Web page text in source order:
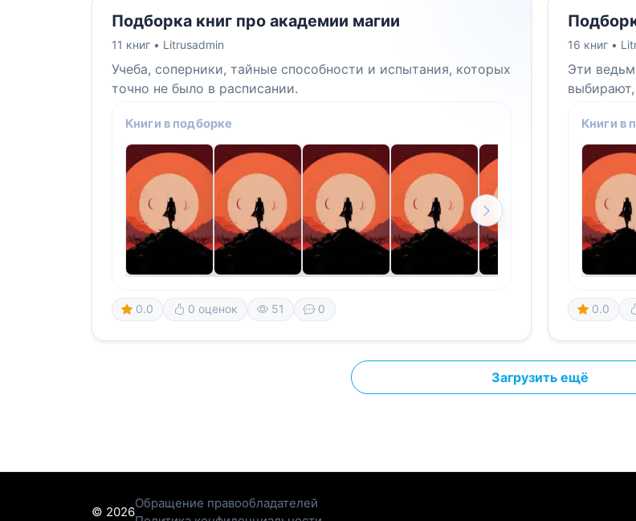
Подборка книг про академии магии
11 книг • Litrusadmin
Учеба, соперники, тайные способности и испытания, которых
точно не было в расписании.
Книги в подборке
0.0 0 оценок 51 0
16 книг •
Эти
Книги в
0.0
Загрузить ещё
© 2026
Обращение правообладателей